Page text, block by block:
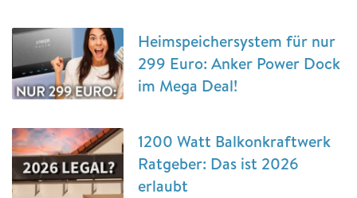
Heimspeichersystem für nur
299 Euro: Anker Power Dock
im Mega Deal!
1200 Watt Balkonkraftwerk
Ratgeber: Das ist 2026
erlaubt